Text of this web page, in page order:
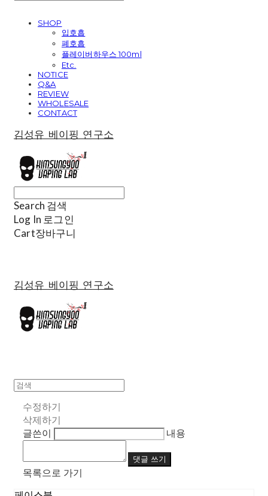
SHOP
입호흡
폐호흡
플레이버하우스 100ml
Etc.
NOTICE
Q&A
REVIEW
WHOLESALE
CONTACT
김성유 베이핑 연구소
Search 검색
Log In 로그인
Cart장바구니
김성유 베이핑 연구소
수정하기
삭제하기
글쓴이
내용
댓글 쓰기
목록으로 가기